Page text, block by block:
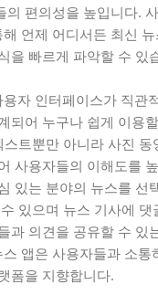
의 편의성을 높입니다.
언제 어디서든 최신
을 빠르게 파악할 수 있
자 인터페이스가 직관
되어 누구나 쉽게 이용
트뿐만 아니라 사진 동
사용자들의 이해도를
있는 분야의 뉴스를 선
있으며 뉴스 기사에 댓
과 의견을 공유할 수 있
앱은 사용자들과 소통
폼을 지향합니다.